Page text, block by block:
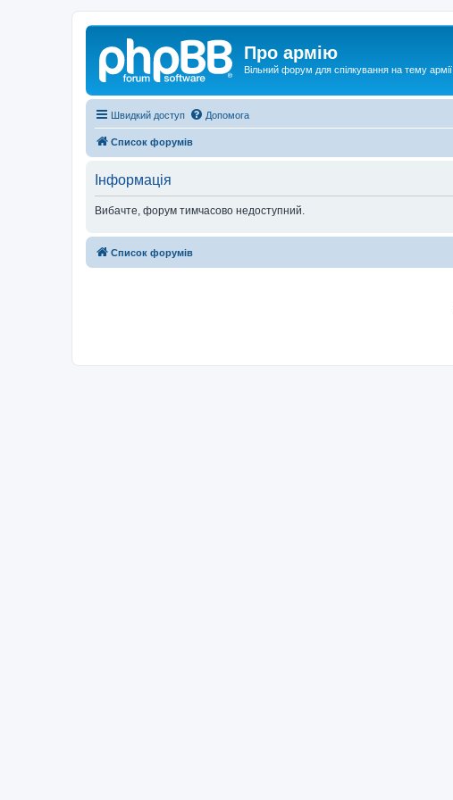
Про армію
Вільний форум для спілкування на тему армії
Швидкий доступ Допомога
Список форумів
Інформація
Вибачте, форум тимчасово недоступний.
Список форумів